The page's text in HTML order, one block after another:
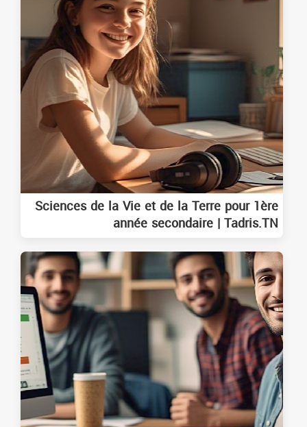
Sciences de la Vie et de la Terre pour 1ère
année secondaire | Tadris.TN